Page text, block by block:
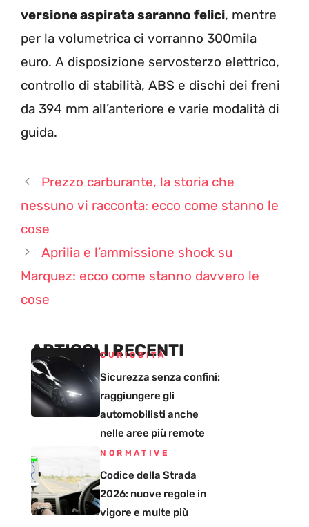
versione aspirata saranno felici, mentre
per la volumetrica ci vorranno 300mila
euro. A disposizione servosterzo elettrico,
controllo di stabilità, ABS e dischi dei freni
da 394 mm all’anteriore e varie modalità di
guida.
Prezzo carburante, la storia che
nessuno vi racconta: ecco come stanno le
cose
Aprilia e l’ammissione shock su
Marquez: ecco come stanno davvero le
cose
ARTICOLI RECENTI
CURIOSITÀ
Sicurezza senza confini:
raggiungere gli
automobilisti anche
nelle aree più remote
NORMATIVE
Codice della Strada
2026: nuove regole in
vigore e multe più